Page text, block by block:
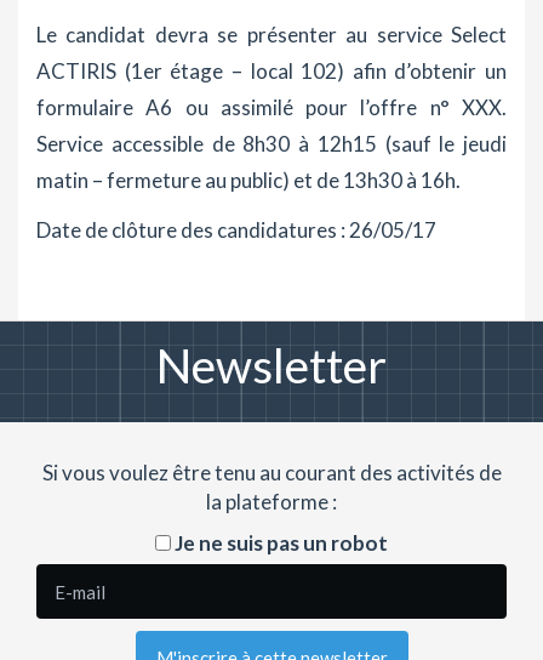
Le candidat devra se présenter au service Select
ACTIRIS (1er étage – local 102) afin d’obtenir un
formulaire A6 ou assimilé pour l’offre n° XXX.
Service accessible de 8h30 à 12h15 (sauf le jeudi
matin – fermeture au public) et de 13h30 à 16h.
Date de clôture des candidatures : 26/05/17
Newsletter
Si vous voulez être tenu au courant des activités de
la plateforme :
Je ne suis pas un robot